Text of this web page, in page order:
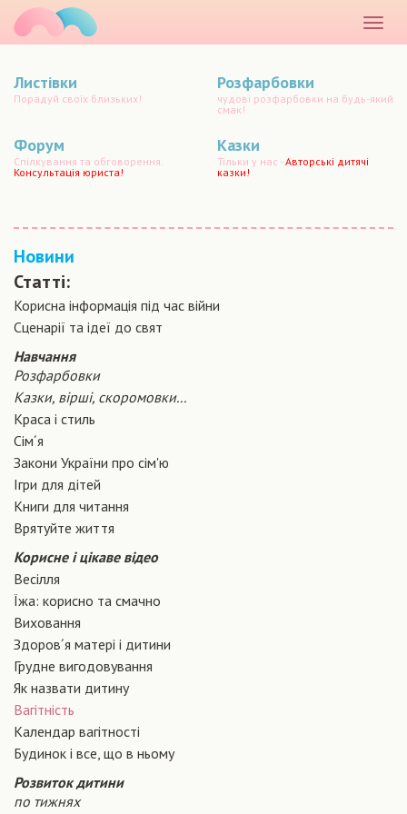
меню
Листівки
Порадуй своїх близьких!
Розфарбовки
чудові розфарбовки на будь-який
смак!
Форум
Спілкування та обговорення.
Консультація юриста!
Казки
Тільки у нас -Авторські дитячі
казки!
Новини
Статті:
Корисна інформація під час війни
Сценарiї та iдеї до свят
Навчання
Розфарбовки
Казки, вірші, скоромовки...
Краса і стиль
Сiм´я
Закони України про сiм'ю
Ігри для дітей
Книги для читання
Врятуйте життя
Корисне і цікаве відео
Весілля
Їжа: корисно та смачно
Виховання
Здоров´я матері і дитини
Грудне вигодовування
Як назвати дитину
Вагiтнiсть
Календар вагітності
Будинок і все, що в ньому
Розвиток дитини
по тижнях